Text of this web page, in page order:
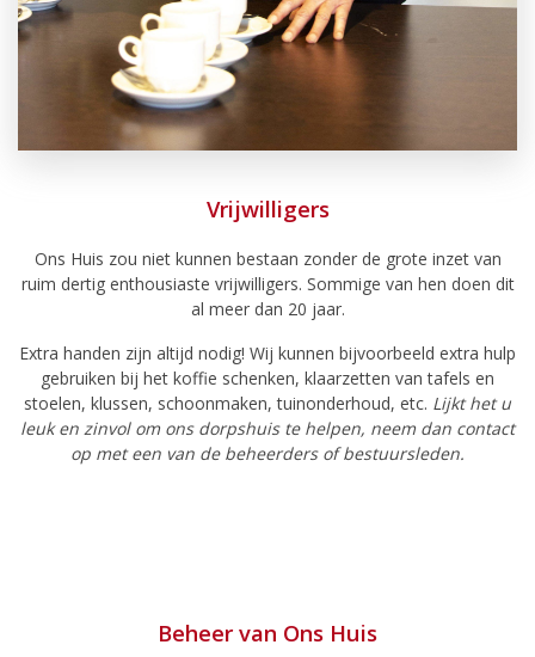
Vrijwilligers
Ons Huis zou niet kunnen bestaan zonder de grote inzet van
ruim dertig enthousiaste vrijwilligers. Sommige van hen doen dit
al meer dan 20 jaar.
Extra handen zijn altijd nodig! Wij kunnen bijvoorbeeld extra hulp
gebruiken bij het koffie schenken, klaarzetten van tafels en
stoelen, klussen, schoonmaken, tuinonderhoud, etc. Lijkt het u
leuk en zinvol om ons dorpshuis te helpen, neem dan contact
op met een van de beheerders of bestuursleden.
Beheer van Ons Huis